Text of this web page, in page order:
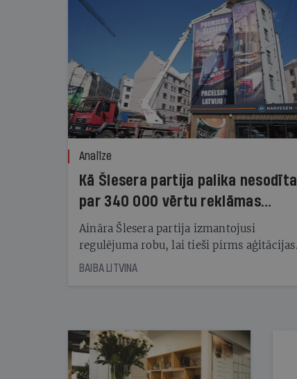
Analīze
Kā Šlesera partija palika nesodīta
par 340 000 vērtu reklāmas
kampaņu
Aināra Šlesera partija izmantojusi
regulējuma robu, lai tieši pirms aģitācijas
starta izreklamētos par summu, kas
BAIBA LITVINA